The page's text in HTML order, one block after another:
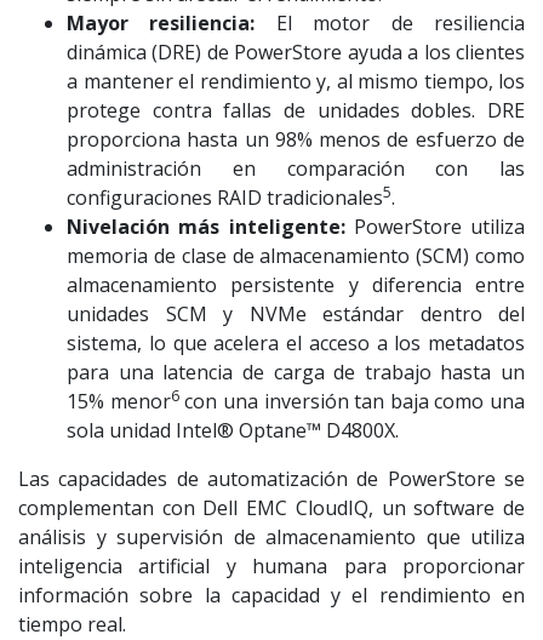
Mayor resiliencia: El motor de resiliencia
dinámica (DRE) de PowerStore ayuda a los clientes
a mantener el rendimiento y, al mismo tiempo, los
protege contra fallas de unidades dobles. DRE
proporciona hasta un 98% menos de esfuerzo de
administración en comparación con las
configuraciones RAID tradicionales5.
Nivelación más inteligente:PowerStore utiliza
memoria de clase de almacenamiento (SCM) como
almacenamiento persistente y diferencia entre
unidades SCM y NVMe estándar dentro del
sistema, lo que acelera el acceso a los metadatos
para una latencia de carga de trabajo hasta un
15% menor6con una inversión tan baja como una
sola unidad Intel® Optane™ D4800X.
Las capacidades de automatización de PowerStore se
complementan con Dell EMC CloudIQ, un software de
análisis y supervisión de almacenamiento que utiliza
inteligencia artificial y humana para proporcionar
información sobre la capacidad y el rendimiento en
tiempo real.